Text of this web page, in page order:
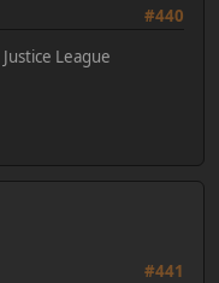
#440
League
#441